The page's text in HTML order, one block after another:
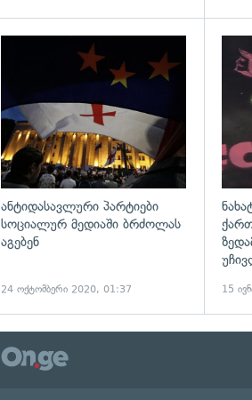
ანტიდასავლური პარტიები
სოციალურ მედიაში ბრძოლას
აგებენ
24 ოქტომბერი 2020, 01:37 15